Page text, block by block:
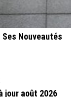
Nouveautés
jour août 2026